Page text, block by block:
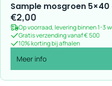
Sample mosgroen
€2,00
Op voorraad, levering binnen 1-3
Gratis verzending vanaf € 500
10% korting bij afhalen
Meer info